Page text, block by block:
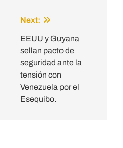
Next:
EEUU y Guyana
sellan pacto de
seguridad ante la
tensión con
Venezuela por el
Esequibo.